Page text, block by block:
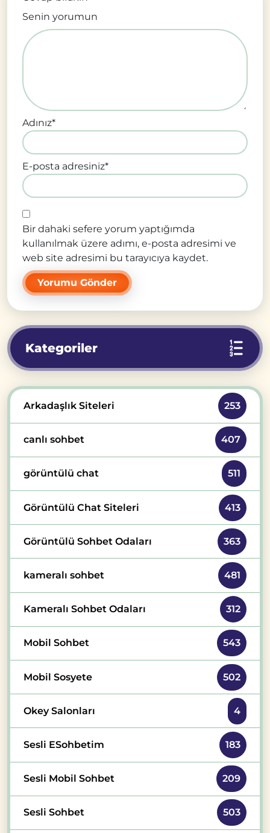
Senin yorumun
Adınız*
E-posta adresiniz*
Bir dahaki sefere yorum yaptığımda
kullanılmak üzere adımı, e-posta adresimi ve
web site adresimi bu tarayıcıya kaydet.
Kategoriler
Arkadaşlık Siteleri 253
canlı sohbet 407
görüntülü chat 511
Görüntülü Chat Siteleri 413
Görüntülü Sohbet Odaları 363
kameralı sohbet 481
Kameralı Sohbet Odaları 312
Mobil Sohbet 543
Mobil Sosyete 502
Okey Salonları 4
Sesli ESohbetim 183
Sesli Mobil Sohbet 209
Sesli Sohbet 503